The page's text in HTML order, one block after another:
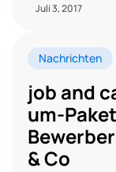
Juli 3, 2017
Nachrichten
job and
um-
& Co